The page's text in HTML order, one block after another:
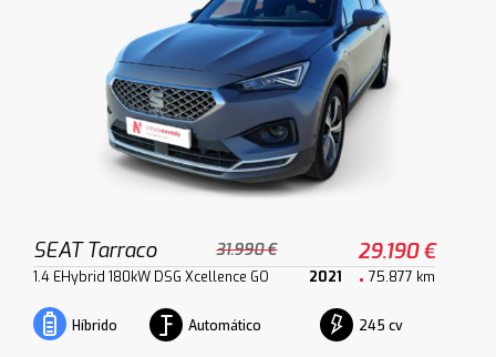
SEAT Tarraco 31.990 € 29.190 €
1.4 EHybrid 180kW DSG Xcellence GO 2021 75.877 km
Híbrido Automático 245 cv